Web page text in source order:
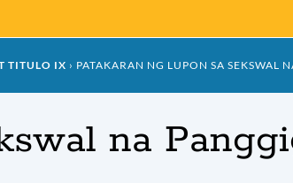
TITULO IX PATAKARAN NG LUPON SA SEKSWAL
na